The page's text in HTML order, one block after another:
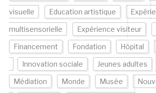
visuelle Education artistique
multisensorielle Expérience visiteur
Financement Fondation Hôpital
Innovation sociale Jeunes adultes
Médiation Monde Musée